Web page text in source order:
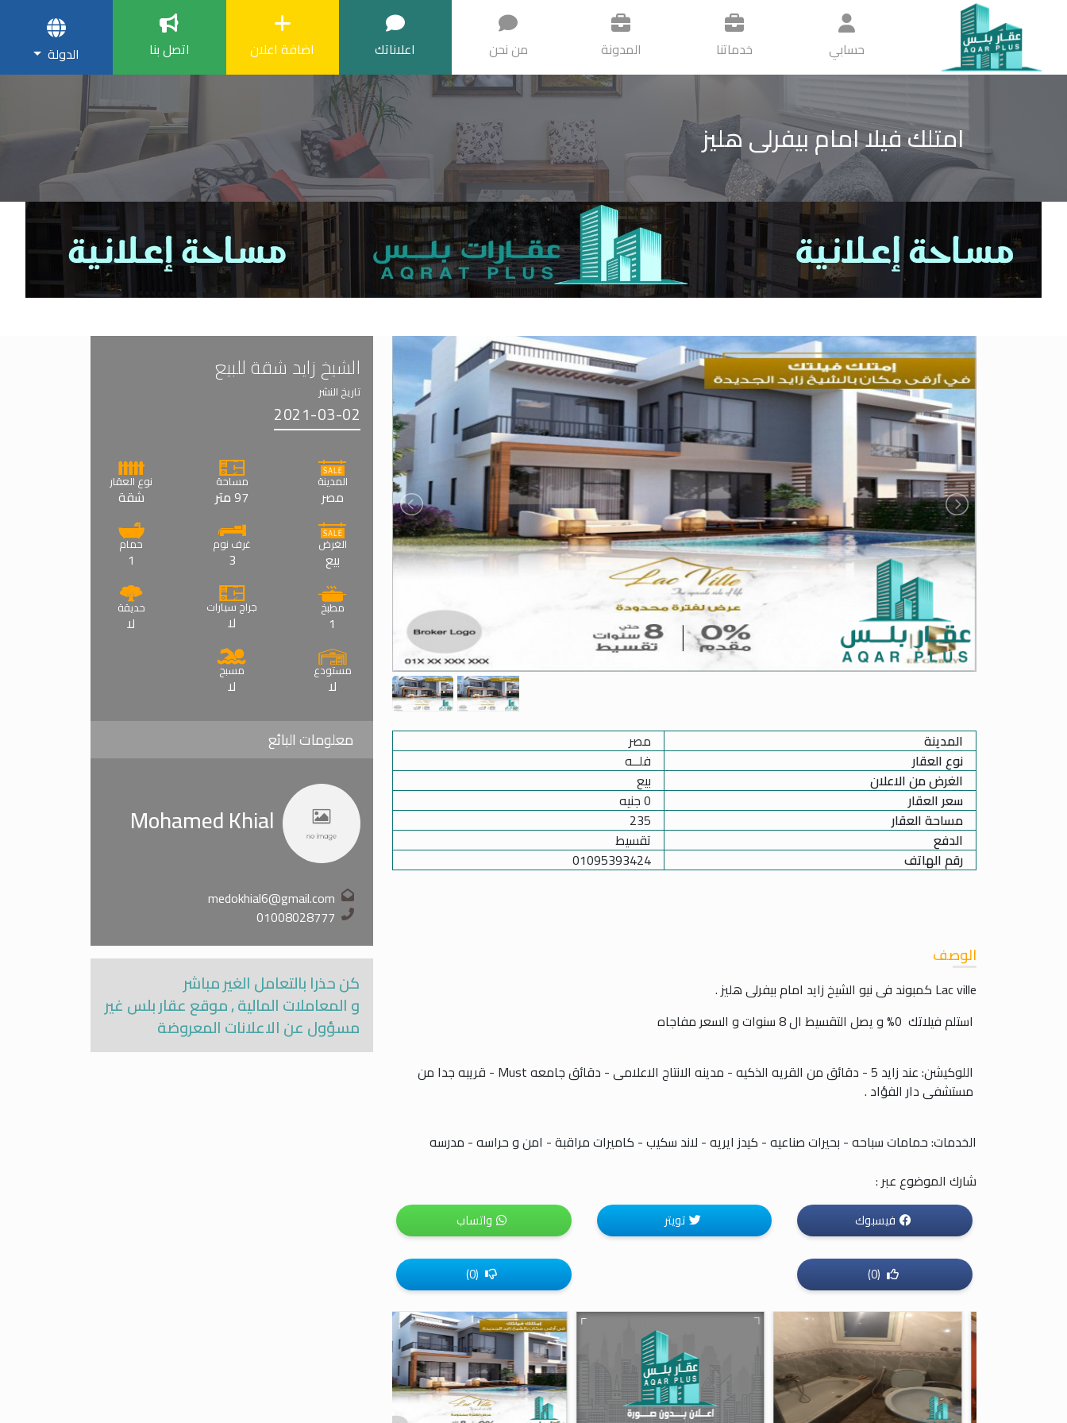
حسابي خدماتنا المدونة من نحن اعلاناتك اضافة اعلان اتصل بنا الدولة
امتلك فيلا امام بيفرلى هليز
المدينة
مصر
نوع العقار
فلــه
الغرض من الاعلان
بيع
سعر العقار
0جنيه
مساحة العقار
235
الدفع
تقسيط
رقم الهاتف
01095393424
الوصف
Lac ville كمبوند فى نيو الشيخ زايد امام بيفرلى هليز .
استلم فيلاتك 0% و يصل التقسيط ال 8 سنوات و السعر مفاجاه
اللوكيشن: عند زايد 5 - دقائق من القريه الذكيه - مدينه الانتاج الاعلامى - دقائق جامعه Must - قريبه جدا من
مستشفى دار الفؤاد .
الخدمات: حمامات سباحه - بحيرات صناعيه - كيدز ايريه - لاند سكيب - كاميرات مراقبة - امن و حراسه - مدرسه
شارك الموضوع عبر :
فيسبوك تويتر واتساب
(0)
(0)
الشيخ زايد شقة للبيع
تاريخ النشر
2021-03-02
المدينة
مصر
مساحة
97 متر
نوع العقار
شقة
الغرض
بيع
غرف نوم
3
حمام
1
مطبخ
1
جراج سيارات
لا
حديقة
لا
مستودع
لا
مسبح
لا
معلومات البائع
Mohamed Khial
medokhial6@gmail.com
01008028777
كن حذرا بالتعامل الغير مباشر
و المعاملات المالية , موقع عقار بلس غير
مسؤول عن الاعلانات المعروضة